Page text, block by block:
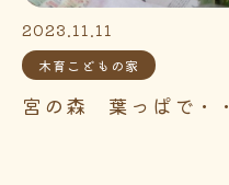
2023.11.11
木育こどもの家
宮の森 葉っぱで・・